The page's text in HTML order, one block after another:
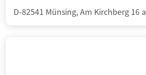
D-82541 Münsing, Am Kirchberg 16 a